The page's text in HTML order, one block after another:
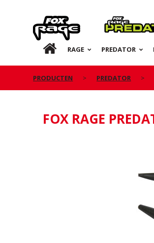
Rage Predator
NL RAGE PREDATOR
PRODUCTEN PREDATOR
FOX RAGE